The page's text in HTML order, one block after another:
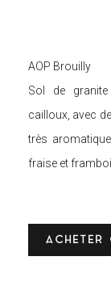
AOP Brouilly
Sol de
cailloux, avec
très
fraise et
ACHETER